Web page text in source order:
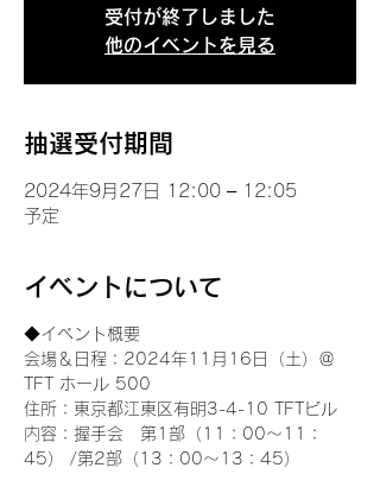
受付が終了しました
他のイベントを見る
抽選受付期間
2024年9月27日 12:00 – 12:05
予定
イベントについて
◆イベント概要
会場＆日程：2024年11月16日（土）＠
TFT ホール 500
住所：東京都江東区有明3-4-10 TFTビル
内容：握手会　第1部（11：00～11：
45） /第2部（13：00～13：45）